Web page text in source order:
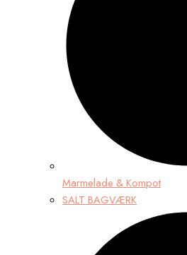
Marmelade & Kompot
SALT BAGVÆRK